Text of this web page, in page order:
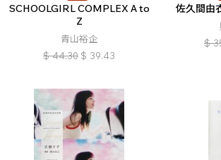
SCHOOLGIRL COMPLEX A to
Z
青山裕企
$ 44.30 $ 39.43
佐久間由
$